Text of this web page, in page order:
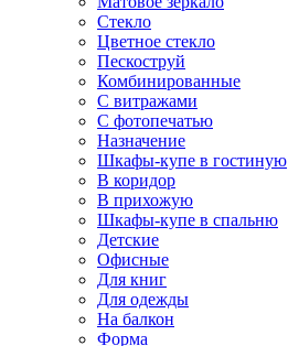
Стекло
Цветное стекло
Пескоструй
Комбинированные
С витражами
С фотопечатью
Назначение
Шкафы-купе в гостиную
В коридор
В прихожую
Шкафы-купе в спальню
Детские
Офисные
Для книг
Для одежды
На балкон
Форма